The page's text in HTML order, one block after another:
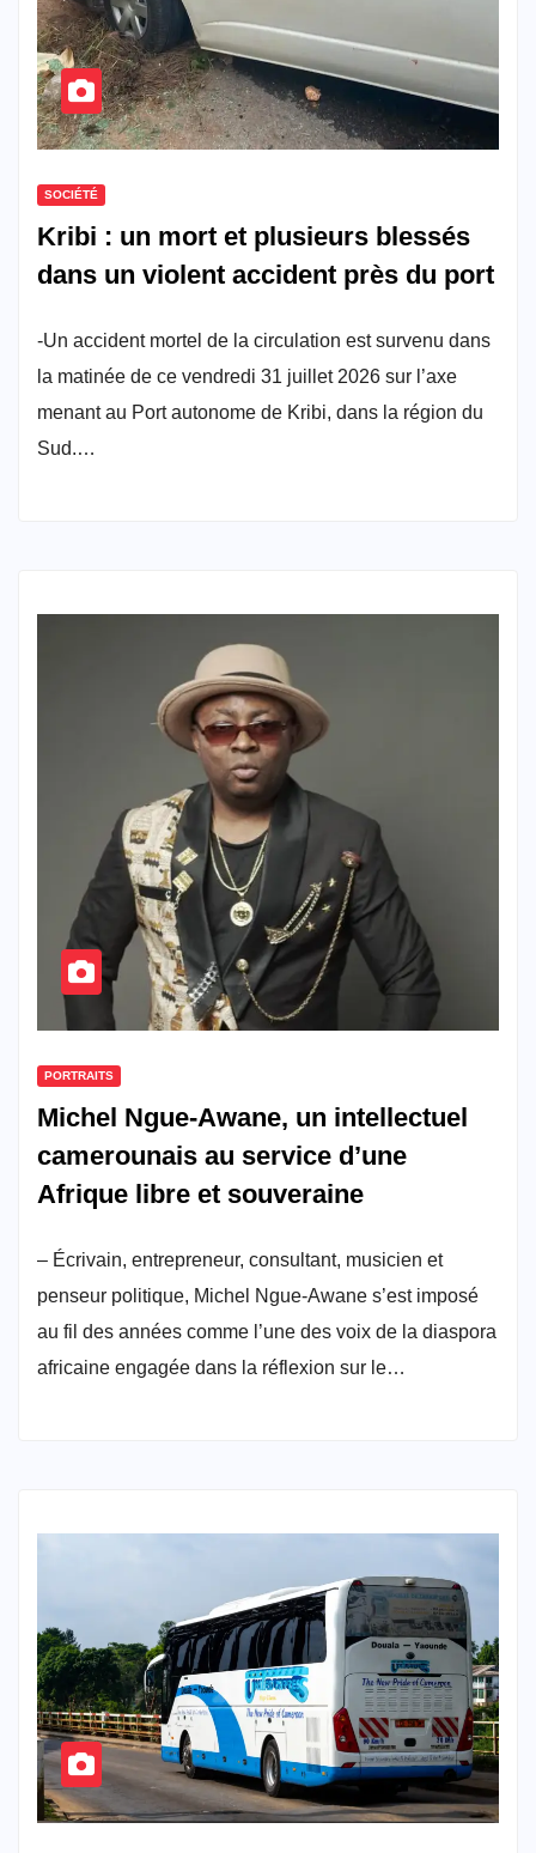
SOCIÉTÉ
Kribi : un mort et plusieurs blessés
dans un violent accident près du port
-Un accident mortel de la circulation est survenu dans
la matinée de ce vendredi 31 juillet 2026 sur l’axe
menant au Port autonome de Kribi, dans la région du
Sud.…
PORTRAITS
Michel Ngue-Awane, un intellectuel
camerounais au service d’une
Afrique libre et souveraine
– Écrivain, entrepreneur, consultant, musicien et
penseur politique, Michel Ngue-Awane s’est imposé
au fil des années comme l’une des voix de la diaspora
africaine engagée dans la réflexion sur le…